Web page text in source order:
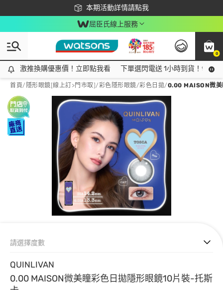
本期活動詳情請點我
下載app最高回饋$350
屈臣氏線上服務
0
激推換購優惠價！立即點我看
激推換購優惠價！立即點我看 下單選閃電送 1小時到貨！領神
首頁/ 隱形眼鏡[線上訂>門市取]/彩色隱形眼鏡/彩色日拋/0.00 MAISON微美
QUINLIVAN
0.00 MAISON微美瞳彩色日拋隱形眼鏡10片裝-托斯
請選擇度數